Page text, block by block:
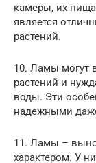
камеры, их
является
растений.
10. Ламы могут
растений и
воды. Эти
надежными
11. Ламы –
характером. У